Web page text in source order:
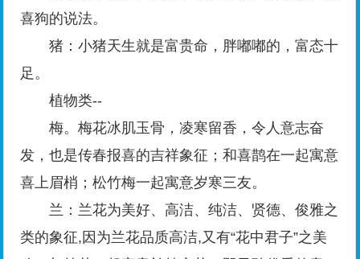
喜狗的说法。
猪：小猪天生就是富贵命，胖嘟嘟的，富态十
足。
植物类--
梅。梅花冰肌玉骨，凌寒留香，令人意志奋
发，也是传春报喜的吉祥象征；和喜鹊在一起寓意
喜上眉梢；松竹梅一起寓意岁寒三友。
兰：兰花为美好、高洁、纯洁、贤德、俊雅之
类的象征,因为兰花品质高洁,又有“花中君子”之美